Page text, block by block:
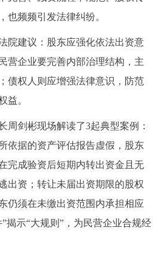
한국어 日本語
FRANÇAIS РУССКИЙ ЯЗЫК
回到顶部
也频频引发法律纠纷。
建议：股东应强化依法出资意
营企业要完善内部治理结构，主
债权人则应增强法律意识，防范
益。
剑彬现场解读了3起典型案例：
依据的资产评估报告虚假，股东
完成验资后短期内转出资金且无
出资；转让未届出资期限的股权
仍须在未缴出资范围内承担相应
揭示“大规则”，为民营企业合规经